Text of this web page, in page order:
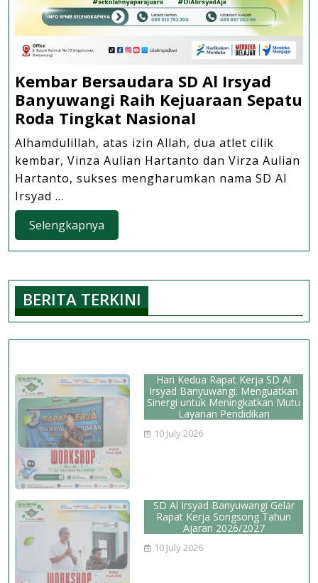
Kembar Bersaudara SD Al Irsyad
Banyuwangi Raih Kejuaraan Sepatu
Roda Tingkat Nasional
Bersaudara
SD
Al
Kejuaraan
Roda
Nasional
Alhamdulillah, atas izin Allah, dua atlet cilik
kembar, Vinza Aulian Hartanto dan Virza Aulian
Hartanto, sukses mengharumkan nama SD Al
Irsyad ...
Selengkapnya
BERITA TERKINI
Hari Kedua Rapat Kerja SD Al
Irsyad Banyuwangi: Menguatkan
Sinergi untuk Meningkatkan Mutu
Layanan Pendidikan
10 July 2026
SD Al Irsyad Banyuwangi Gelar
Rapat Kerja Songsong Tahun
Ajaran 2026/2027
10 July 2026